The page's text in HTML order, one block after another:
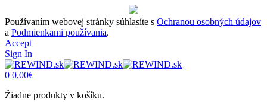
Používaním webovej stránky súhlasíte s Ochranou osobných údajov
a Podmienkami používania.
Accept
Sign In
0 0,00€
Žiadne produkty v košíku.